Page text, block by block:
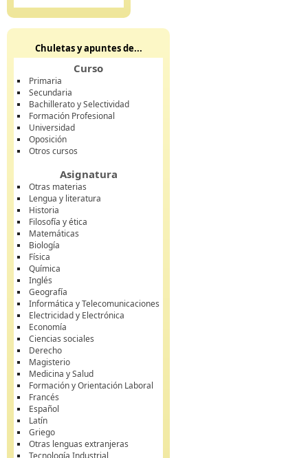
Chuletas y apuntes de...
Curso
Primaria
Secundaria
Bachillerato y Selectividad
Formación Profesional
Universidad
Oposición
Otros cursos
Asignatura
Otras materias
Lengua y literatura
Historia
Filosofía y ética
Matemáticas
Biología
Física
Química
Inglés
Geografía
Informática y Telecomunicaciones
Electricidad y Electrónica
Economía
Ciencias sociales
Derecho
Magisterio
Medicina y Salud
Formación y Orientación Laboral
Francés
Español
Latín
Griego
Otras lenguas extranjeras
Tecnología Industrial